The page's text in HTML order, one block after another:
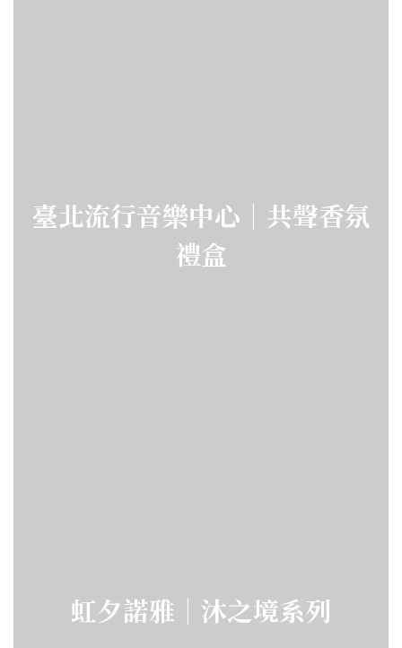
臺北流行音樂中心｜共聲香氛
禮盒
虹夕諾雅｜沐之境系列